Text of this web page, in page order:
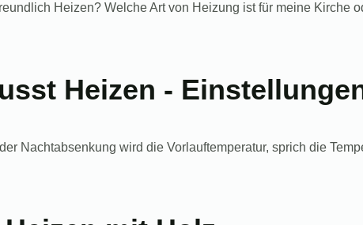
Heizen? Welche Art von Heizung ist für meine Kirche
Heizen -
Nachtabsenkung wird die Vorlauftemperatur, sprich die